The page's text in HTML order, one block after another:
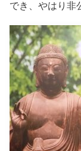
でき、やはり非